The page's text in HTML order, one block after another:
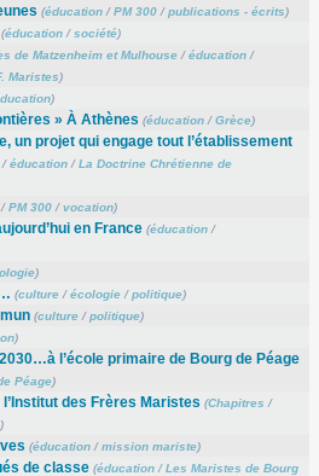
(éducation/PM 300/publications - écrits)
(éducation/société)
de Matzenheim et Mulhouse/éducation/
Maristes)
)
» À Athènes (éducation/Grèce)
un projet qui engage tout l’établissement
éducation/La Doctrine Chrétienne de
PM 300/vocation)
en France (éducation/
)
(culture/écologie/politique)
(culture/politique)
)
l’école primaire de Bourg de Péage
Péage)
des Frères Maristes (Chapitres /
)
(éducation/mission mariste)
de classe (éducation/Les Maristes de Bourg